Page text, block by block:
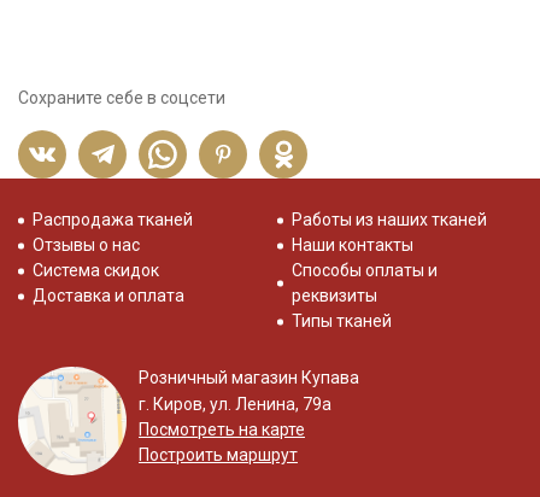
Сохраните себе в соцсети
Распродажа тканей
Отзывы о нас
Система скидок
Доставка и оплата
Работы из наших тканей
Наши контакты
Способы оплаты и
реквизиты
Типы тканей
Розничный магазин Купава
г. Киров, ул. Ленина, 79а
Посмотреть на карте
Построить маршрут